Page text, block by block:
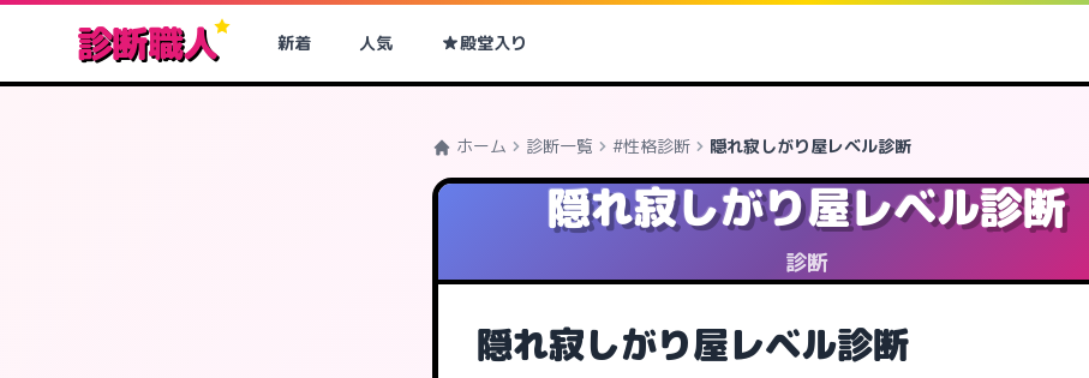
診断職人 新着 人気 殿堂入り
ホーム 診断一覧 #性格診断 隠れ寂しがり屋レベル診断
隠れ寂しがり屋レベル診断
診断
隠れ寂しがり屋レベル診断